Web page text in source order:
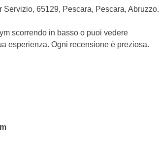
65129, Pescara, Pescara, Abruzzo.
scorrendo in basso o puoi vedere
esperienza. Ogni recensione è preziosa.